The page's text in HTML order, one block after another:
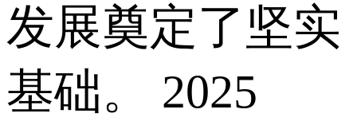
发展奠定了坚实
基础。 2025